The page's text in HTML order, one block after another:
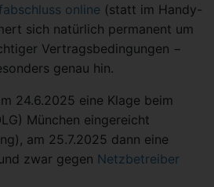
online (statt im Handy-
sich natürlich permanent um
Vertragsbedingungen −
genau hin.
24.6.2025 eine Klage beim
München eingereicht
am 25.7.2025 dann eine
zwar gegen Netzbetreiber